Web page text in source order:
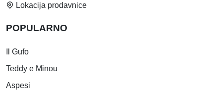
Lokacija prodavnice
POPULARNO
Il Gufo
Teddy e Minou
Aspesi